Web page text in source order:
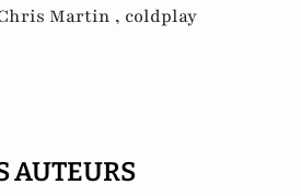
Martin , coldplay
AUTEURS